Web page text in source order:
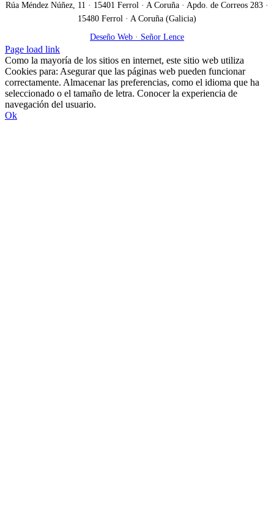
Rúa Méndez Núñez, 11 · 15401 Ferrol · A Coruña · Apdo. de Correos 283 ·
15480 Ferrol · A Coruña (Galicia)
Deseño Web · Señor Lence
Facebook
X
Correo
electrónico
Page load link
Como la mayoría de los sitios en internet, este sitio web utiliza
Cookies para: Asegurar que las páginas web pueden funcionar
correctamente. Almacenar las preferencias, como el idioma que ha
seleccionado o el tamaño de letra. Conocer la experiencia de
navegación del usuario.
Ok